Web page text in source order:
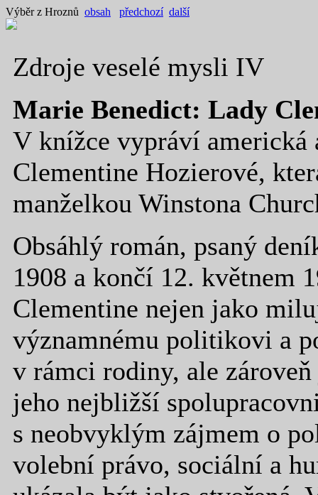
Výběr z Hroznů obsah předchozí další
Zdroje veselé mysli IV
Marie Benedict: Lady
V knížce vypráví americká
Clementine Hozierové,
manželkou Winstona
Obsáhlý román, psaný
1908 a končí 12. květnem
Clementine nejen jako
významnému politikovi a
v rámci rodiny, ale
jeho nejbližší
s neobvyklým zájmem o
volební právo, sociální a